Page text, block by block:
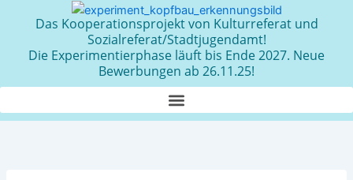
Das Kooperationsprojekt von Kulturreferat und
Sozialreferat/Stadtjugendamt!
Die Experimentierphase läuft bis Ende 2027. Neue
Bewerbungen ab 26.11.25!